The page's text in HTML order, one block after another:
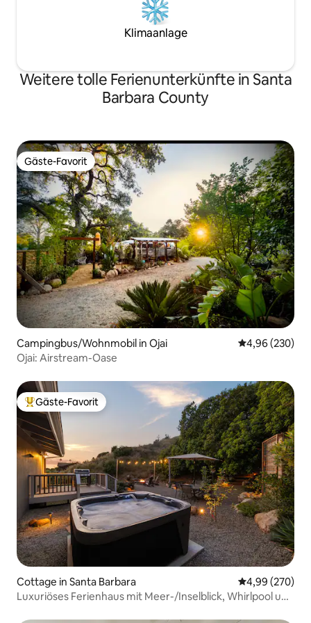
Klimaanlage
Weitere tolle Ferienunterkünfte in Santa
Barbara County
Gäste-Favorit
Gäste-Favorit
Campingbus/Wohnmobil in Ojai
4,96 (230)
Ojai: Airstream-Oase
Beliebter Gäste-Favorit.
Gäste-Favorit
Cottage in Santa Barbara
4,99 (270)
Luxuriöses Ferienhaus mit Meer-/Inselblick, Whirlpool und